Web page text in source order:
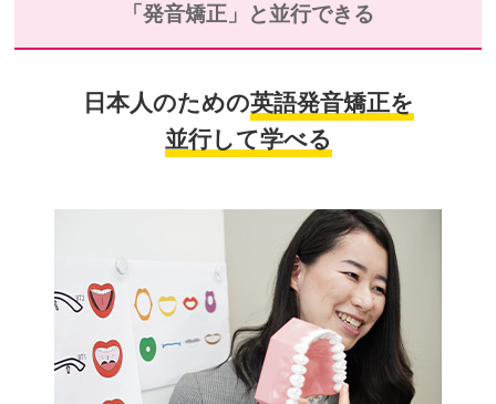
「発音矯正」と並行できる
日本人のための英語発音矯正を
並行して学べる